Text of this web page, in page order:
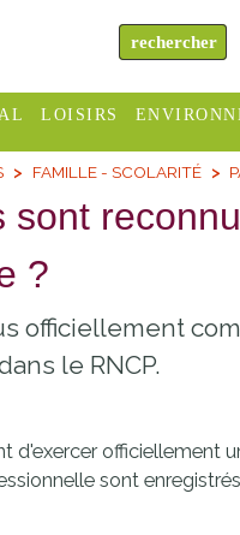
LOISIRS
Campings
tourisme
Piscines
SITCOM
FAMILLE - SCOLARITÉ
sont
?
officiellement
le RNCP.
d'exercer officiellement
sont